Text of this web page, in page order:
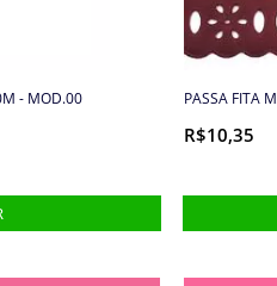
- MOD.00 PASSA FITA
R$10,35